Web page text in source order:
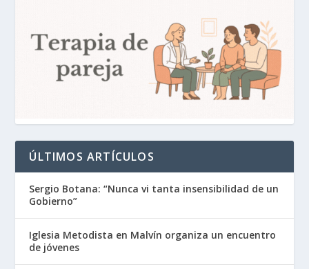
ÚLTIMOS ARTÍCULOS
Sergio Botana: “Nunca vi tanta insensibilidad de un
Gobierno”
Iglesia Metodista en Malvín organiza un encuentro
de jóvenes